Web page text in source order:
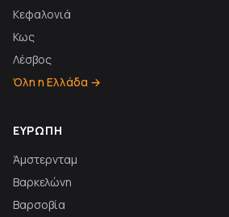
Κεφαλονιά
Κως
Λέσβος
Όλη η Ελλάδα →
ΕΥΡΏΠΗ
Άμστερνταμ
Βαρκελώνη
Βαρσοβία